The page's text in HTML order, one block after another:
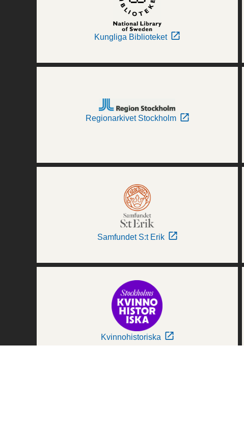
Kungliga Biblioteket
Regionarkivet Stockholm
Samfundet S:t Erik
Kvinnohistoriska